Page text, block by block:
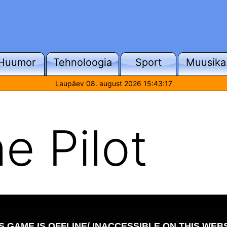
Tehnoloogia Sport Muusika
Laupäev 08. august 2026 15:43:17
Pilot